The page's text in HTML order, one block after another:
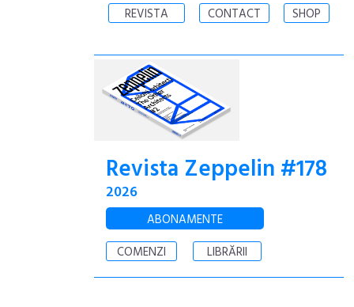
REVISTA CONTACT SHOP
Revista Zeppelin #178
2026
ABONAMENTE
COMENZI
LIBRĂRII